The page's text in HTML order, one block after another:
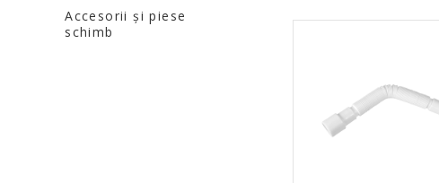
Accesorii şi piese
schimb